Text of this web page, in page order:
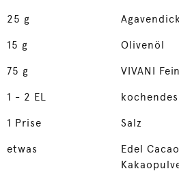
25 g
15 g Olivenöl
75 g VIVANI
1 - 2 EL
1 Prise Salz
etwas
Edel